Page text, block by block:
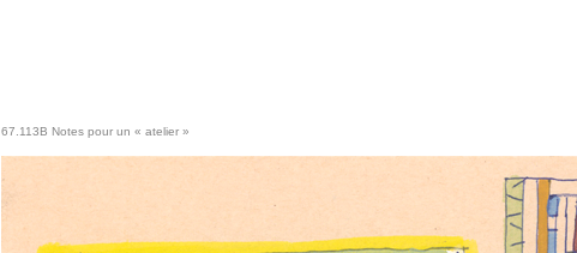
67.113B Notes pour un « atelier »